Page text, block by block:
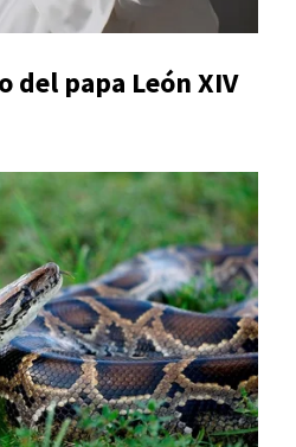
del papa León XIV